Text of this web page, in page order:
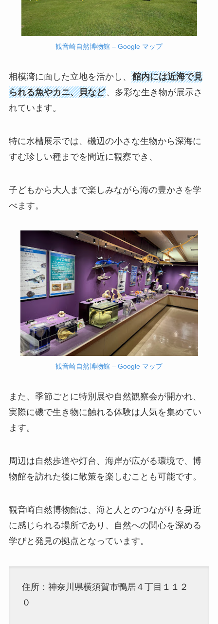
観音崎自然博物館 – Google マップ
相模湾に面した立地を活かし、 館内には近海で見
られる魚やカニ、貝など、多彩な生き物が展示さ
れています。
特に水槽展示では、磯辺の小さな生物から深海に
すむ珍しい種までを間近に観察でき、
子どもから大人まで楽しみながら海の豊かさを学
べます。
観音崎自然博物館 – Google マップ
また、季節ごとに特別展や自然観察会が開かれ、
実際に磯で生き物に触れる体験は人気を集めてい
ます。
周辺は自然歩道や灯台、海岸が広がる環境で、博
物館を訪れた後に散策を楽しむことも可能です。
観音崎自然博物館は、海と人とのつながりを身近
に感じられる場所であり、自然への関心を深める
学びと発見の拠点となっています。
住所：神奈川県横須賀市鴨居４丁目１１２
０